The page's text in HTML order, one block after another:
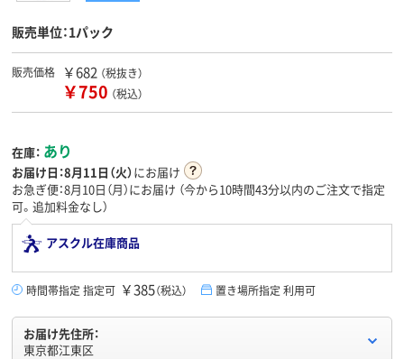
販売単位：1パック
販売価格 ￥682 （税抜き）
￥750 （税込）
在庫： あり
お届け日：8月11日（火）にお届け
お急ぎ便：8月10日（月）にお届け （今から10時間43分以内のご注文で指定
可。追加料金なし）
アスクル在庫商品
時間帯指定 指定可 ￥385（税込） 置き場所指定 利用可
お届け先住所：
東京都江東区